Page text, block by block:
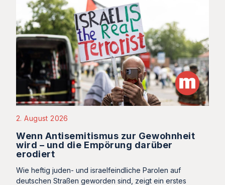
2. August 2026
Wenn Antisemitismus zur Gewohnheit
wird – und die Empörung darüber
erodiert
Wie heftig juden- und israelfeindliche Parolen auf
deutschen Straßen geworden sind, zeigt ein erstes